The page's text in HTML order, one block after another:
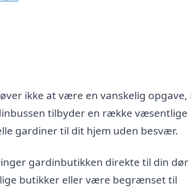
ikke at være en vanskelig
tilbyder en række væsentlige
gardiner til dit hjem uden besvær.
gardinbutikken direkte til din dør
butikker eller være begrænset til